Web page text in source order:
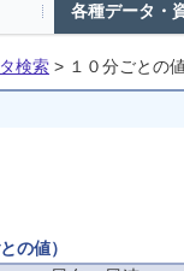
各種データ・
検索 > １０分ごとの
の値）